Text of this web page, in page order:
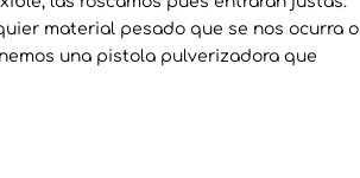
material pesado que se nos ocurra o
una pistola pulverizadora que